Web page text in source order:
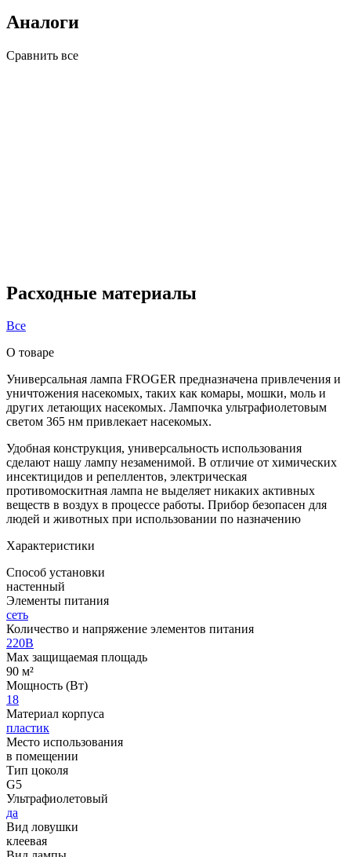
Аналоги
Сравнить все
Расходные материалы
Все
О товаре
Универсальная лампа FROGER предназначена привлечения и
уничтожения насекомых, таких как комары, мошки, моль и
других летающих насекомых. Лампочка ультрафиолетовым
светом 365 нм привлекает насекомых.
Удобная конструкция, универсальность использования
сделают нашу лампу незаменимой. В отличие от химических
инсектицидов и репеллентов, электрическая
противомоскитная лампа не выделяет никаких активных
веществ в воздух в процессе работы. Прибор безопасен для
людей и животных при использовании по назначению
Характеристики
Способ установки
настенный
Элементы питания
сеть
Количество и напряжение элементов питания
220В
Max защищаемая площадь
90 м²
Мощность (Вт)
18
Материал корпуса
пластик
Место использования
в помещении
Тип цоколя
G5
Ультрафиолетовый
да
Вид ловушки
клеевая